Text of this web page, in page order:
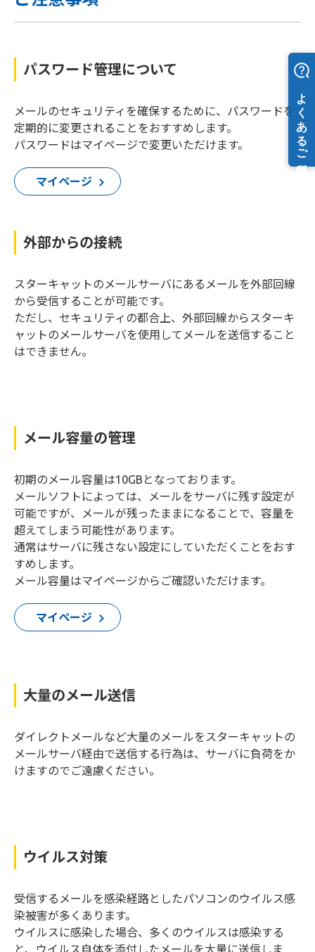
パスワード管理について
メールのセキュリティを確保するために、パスワードを
定期的に変更されることをおすすめします。
パスワードはマイページで変更いただけます。
マイページ
外部からの接続
スターキャットのメールサーバにあるメールを外部回線
から受信することが可能です。
ただし、セキュリティの都合上、外部回線からスターキ
ャットのメールサーバを使用してメールを送信すること
はできません。
メール容量の管理
初期のメール容量は10GBとなっております。
メールソフトによっては、メールをサーバに残す設定が
可能ですが、メールが残ったままになることで、容量を
超えてしまう可能性があります。
通常はサーバに残さない設定にしていただくことをおす
すめします。
メール容量はマイページからご確認いただけます。
マイページ
大量のメール送信
ダイレクトメールなど大量のメールをスターキャットの
メールサーバ経由で送信する行為は、サーバに負荷をか
けますのでご遠慮ください。
ウイルス対策
受信するメールを感染経路としたパソコンのウイルス感
染被害が多くあります。
ウイルスに感染した場合、多くのウイルスは感染する
と、ウイルス自体を添付したメールを大量に送信しま